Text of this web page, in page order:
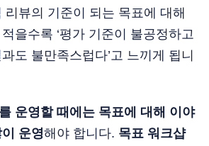
리뷰의 기준이 되는 목표에 대해
을수록 ‘평가 기준이 불공정하고
도 불만족스럽다’고 느끼게 됩니
운영할 때에는 목표에 대해 이야
운영해야 합니다. 목표 워크샵